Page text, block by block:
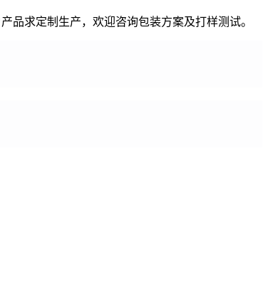
品求定制生产，欢迎咨询包装方案及打样测试。